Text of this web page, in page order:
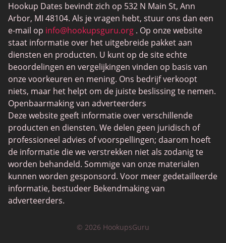
Gay Dating
SwingLifestyle
Datingsites voor volwassenen
Love Roulette
Aansluiten
BlackChristianPeopleMeet
Dating-apps
PlanetRomeo
Senior dating sites
UpForIt
Christelijke dating
Hookup Dates bevindt zich op 532 N Main St, Ann
Arbor, MI 48104. Als je vragen hebt, stuur ons dan een
e-mail op info@hookupsguru.org . Op onze website
staat informatie over het uitgebreide pakket aan
diensten en producten. U kunt op de site echte
beoordelingen en vergelijkingen vinden op basis van
onze voorkeuren en mening. Ons bedrijf verkoopt
niets, maar het helpt om de juiste beslissing te nemen.
Openbaarmaking van adverteerders
Deze website geeft informatie over verschillende
producten en diensten. We delen geen juridisch of
professioneel advies of voorspellingen; daarom hoeft
de informatie die we verstrekken niet als zodanig te
worden behandeld. Sommige van onze materialen
kunnen worden gesponsord. Voor meer gedetailleerde
informatie, bestudeer Bekendmaking van
adverteerders.
© 2026 HookupsGuru